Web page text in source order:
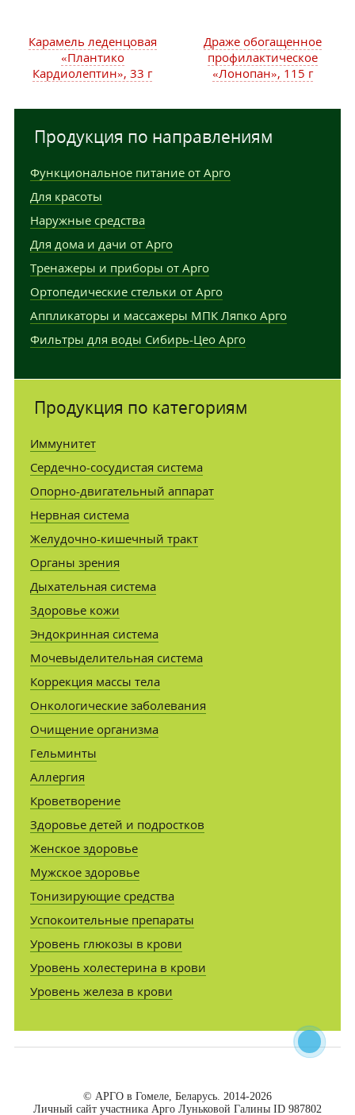
Драже обогащенное
профилактическое
«Лонопан», 115 г
Карамель леденцовая
«Плантико
Кардиолептин», 33 г
Продукция по направлениям
Функциональное питание от Арго
Для красоты
Наружные средства
Для дома и дачи от Арго
Тренажеры и приборы от Арго
Ортопедические стельки от Арго
Аппликаторы и массажеры МПК Ляпко Арго
Фильтры для воды Сибирь-Цео Арго
Продукция по категориям
Иммунитет
Сердечно-сосудистая система
Опорно-двигательный аппарат
Нервная система
Желудочно-кишечный тракт
Органы зрения
Дыхательная система
Здоровье кожи
Эндокринная система
Мочевыделительная система
Коррекция массы тела
Онкологические заболевания
Очищение организма
Гельминты
Аллергия
Кроветворение
Здоровье детей и подростков
Женское здоровье
Мужское здоровье
Тонизирующие средства
Успокоительные препараты
Уровень глюкозы в крови
Уровень холестерина в крови
Уровень железа в крови
© АРГО в Гомеле, Беларусь. 2014-2026
Личный сайт участника Арго Луньковой Галины ID 987802